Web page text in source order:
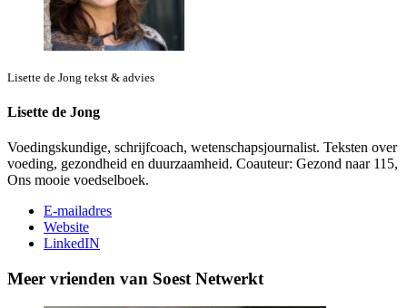
Lisette de Jong tekst & advies
Lisette de Jong
Voedingskundige, schrijfcoach, wetenschapsjournalist. Teksten over
voeding, gezondheid en duurzaamheid. Coauteur: Gezond naar 115,
Ons mooie voedselboek.
E-mailadres
Website
LinkedIN
Meer vrienden van Soest Netwerkt